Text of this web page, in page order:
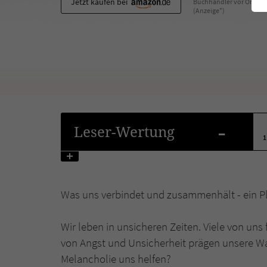
(Anzeige*)
Leser-Wertung -
1
Was uns verbindet und zusammenhält - ein
Wir leben in unsicheren Zeiten. Viele von
von Angst und Unsicherheit prägen unsere
Melancholie uns helfen?